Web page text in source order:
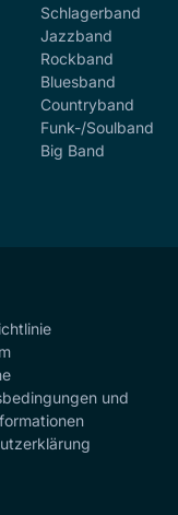
Schlagerband
Jazzband
Rockband
Bluesband
Countryband
Funk-/Soulband
Big Band
und